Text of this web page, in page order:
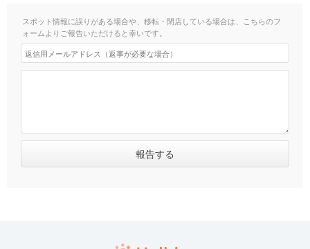
スポット情報に誤りがある場合や、移転・閉店している場合は、こちらのフ
ォームよりご報告いただけると幸いです。